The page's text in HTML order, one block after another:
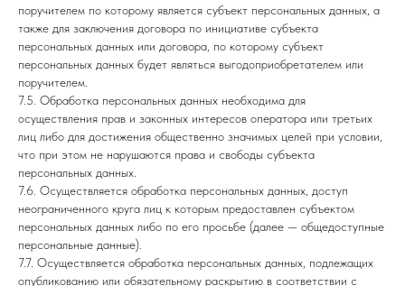
поручителем по которому является субъект персональных данных, а
также для заключения договора по инициативе субъекта
персональных данных или договора, по которому субъект
персональных данных будет являться выгодоприобретателем или
поручителем.
7.5. Обработка персональных данных необходима для
осуществления прав и законных интересов оператора или третьих
лиц либо для достижения общественно значимых целей при условии,
что при этом не нарушаются права и свободы субъекта
персональных данных.
7.6. Осуществляется обработка персональных данных, доступ
неограниченного круга лиц к которым предоставлен субъектом
персональных данных либо по его просьбе (далее — общедоступные
персональные данные).
7.7. Осуществляется обработка персональных данных, подлежащих
опубликованию или обязательному раскрытию в соответствии с